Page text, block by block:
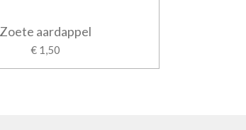
aardappel
€ 1,50